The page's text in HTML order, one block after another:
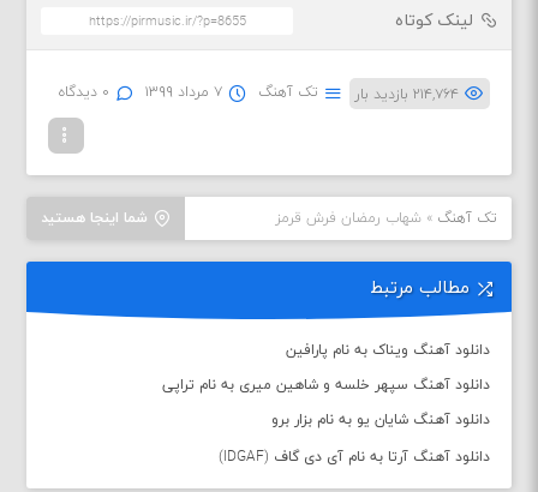
لینک کوتاه
۲۱۴,۷۶۴ بازدید بار تک آهنگ ۷ مرداد ۱۳۹۹ ۰ دیدگاه
شما اینجا هستید تک آهنگ »شهاب رمضان فرش قرمز
مطالب مرتبط
دانلود آهنگ ویناک به نام پارافین
دانلود آهنگ سپهر خلسه و شاهین میری به نام تراپی
دانلود آهنگ شایان یو به نام بزار برو
دانلود آهنگ آرتا به نام آی دی گاف (IDGAF)